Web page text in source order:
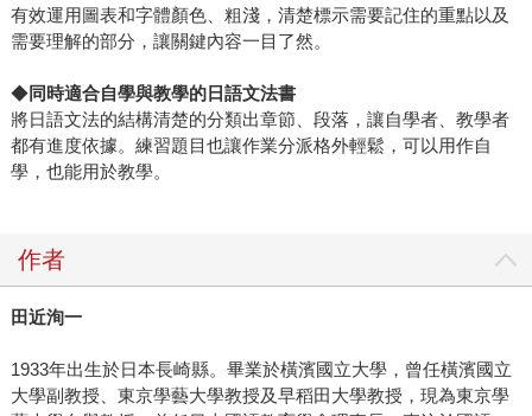
有效運用圖表和字體顏色、粗淺，清楚標示需要記住的重點以及
需要理解的部分，讓關鍵內容一目了然。
◆同時適合自學與教學的日語文法書
將日語文法的結構清楚的分類出章節、段落，讓自學者、教學者
都有進度依據。練習題目也讓作業分派格外輕鬆，可以用作自
學，也能用於教學。
作者
田近洵一
1933年出生於日本長崎縣。畢業於橫濱國立大學，曾任橫濱國立
大學副教授、東京學藝大學教授及早稻田大學教授，現為東京學